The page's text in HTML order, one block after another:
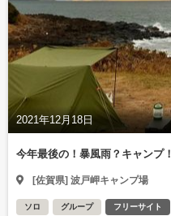
2021年12月18日
今年最後の！暴風雨？キャンプ！
[佐賀県] 波戸岬キャンプ場
ソロ グループ フリーサイト